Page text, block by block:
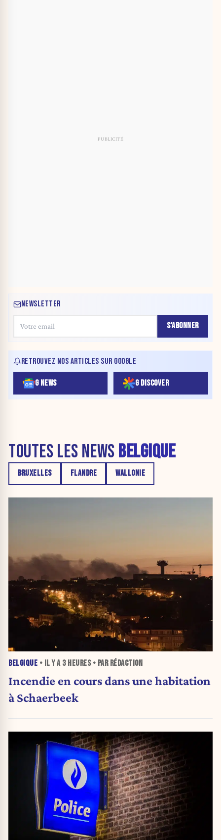
NEWSLETTER
S'ABONNER
RETROUVEZ NOS ARTICLES SUR GOOGLE
G NEWS G DISCOVER
TOUTES LES NEWS BELGIQUE
BRUXELLES FLANDRE WALLONIE
BELGIQUE • IL Y A 3 HEURES• PAR RÉDACTION
Incendie en cours dans une habitation
à Schaerbeek